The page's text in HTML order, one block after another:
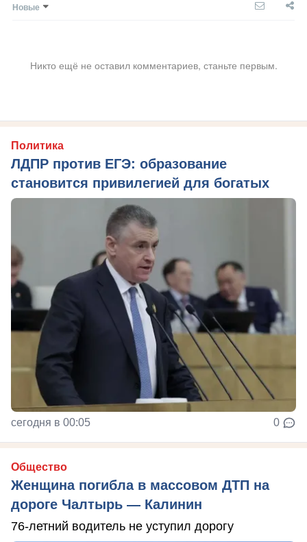
Новые
Никто ещё не оставил комментариев, станьте первым.
Политика
ЛДПР против ЕГЭ: образование
становится привилегией для богатых
сегодня в 00:05 0
Общество
Женщина погибла в массовом ДТП на
дороге Чалтырь — Калинин
76-летний водитель не уступил дорогу